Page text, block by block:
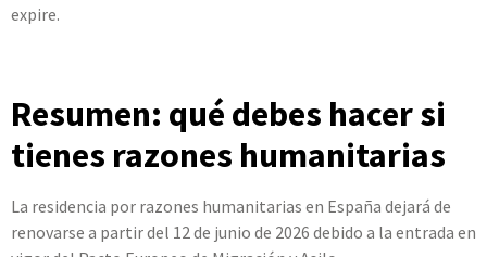
expire.
Resumen: qué debes hacer si
tienes razones humanitarias
La residencia por razones humanitarias en España dejará de
renovarse a partir del 12 de junio de 2026 debido a la entrada en